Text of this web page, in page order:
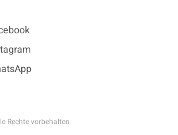
Rechte vorbehalten